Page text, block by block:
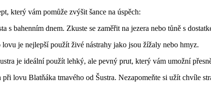
který vám pomůže zvýšit šance na úspěch:
bahenním dnem. Zkuste se zaměřit na jezera nebo tůně s
je nejlepší použít živé nástrahy jako jsou žížaly nebo hmyz.
je ideální použít lehký, ale pevný prut, který vám umožní
lovu Blatňáka tmavého od Šustra. Nezapomeňte si užít chvíle